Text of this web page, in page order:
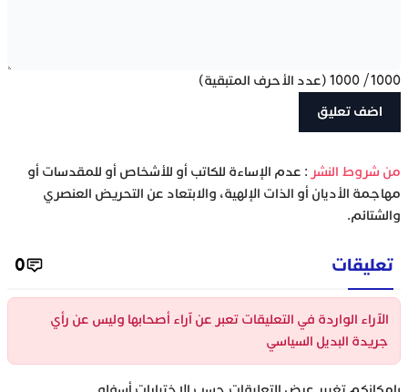
1000
/
1000 (عدد الأحرف المتبقية)
‫من شروط النشر : عدم الإساءة للكاتب أو للأشخاص أو للمقدسات أو
مهاجمة الأديان أو الذات الإلهية، والابتعاد عن التحريض العنصري
والشتائم.
تعليقات 0
الآراء الواردة في التعليقات تعبر عن آراء أصحابها وليس عن رأي
جريدة البديل السياسي